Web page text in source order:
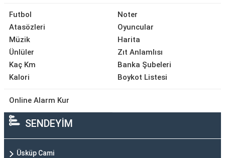
Futbol
Atasözleri
Müzik
Ünlüler
Kaç Km
Kalori
Noter
Oyuncular
Harita
Zıt Anlamlısı
Banka Şubeleri
Boykot Listesi
Online Alarm Kur
SENDEYİM
Üsküp Cami